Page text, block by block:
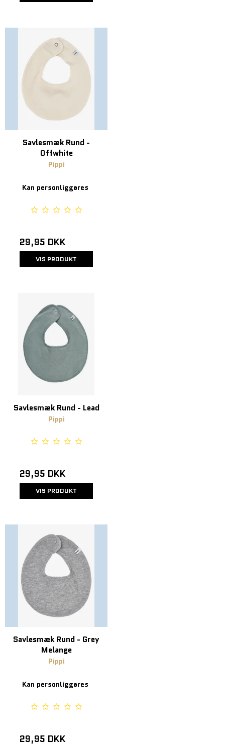
Savlesmæk Rund -
Offwhite
Pippi
Kan personliggøres
29,95 DKK
VIS PRODUKT
Savlesmæk Rund - Lead
Pippi
29,95 DKK
VIS PRODUKT
Savlesmæk Rund - Grey
Melange
Pippi
Kan personliggøres
29,95 DKK